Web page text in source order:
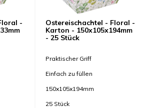
-
Ostereischachtel - Floral -
Karton - 150x105x194mm
- 25 Stück
Praktischer Griff
Einfach zu füllen
150x105x194mm
25 Stück